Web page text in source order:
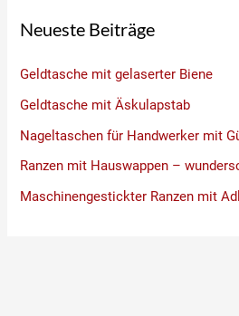
Neueste Beiträge
Geldtasche mit gelaserter Biene
Geldtasche mit Äskulapstab
Nageltaschen für Handwerker mit
Ranzen mit Hauswappen –
Maschinengestickter Ranzen mit